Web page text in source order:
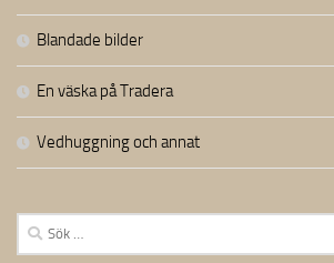
Blandade bilder
En väska på Tradera
Vedhuggning och annat
Sök
efter: